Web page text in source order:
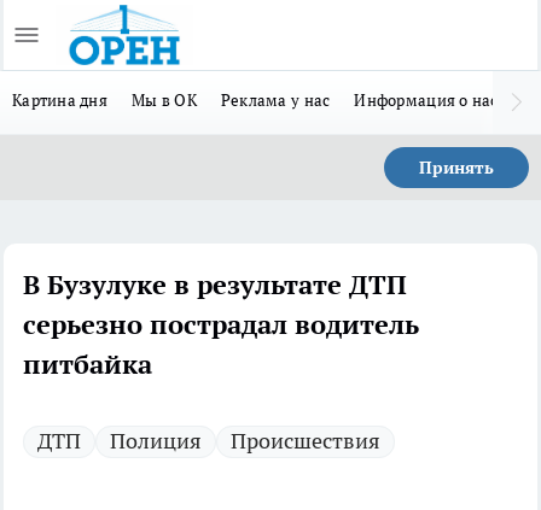
Картина дня Мы в ОК Реклама у нас Информация о нас
Принять
В Бузулуке в результате ДТП
серьезно пострадал водитель
питбайка
ДТП Полиция Происшествия